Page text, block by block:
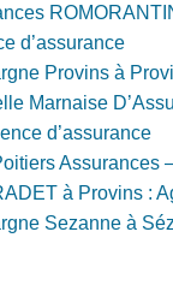
d’assurance
Provins à
Marnaise
d’assurance
Assurances
à Provins :
Sezanne à